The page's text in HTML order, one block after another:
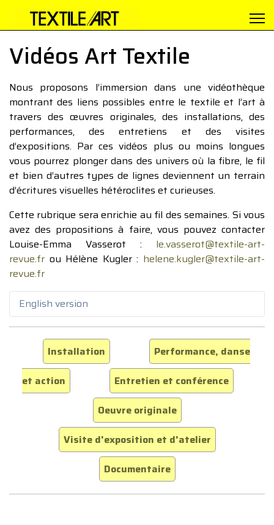
Vidéos Art Textile
Nous proposons l’immersion dans une vidéothèque
montrant des liens possibles entre le textile et l’art à
travers des œuvres originales, des installations, des
performances, des entretiens et des visites
d’expositions. Par ces vidéos plus ou moins longues
vous pourrez plonger dans des univers où la fibre, le fil
et bien d’autres types de lignes deviennent un terrain
d’écritures visuelles hétéroclites et curieuses.
Cette rubrique sera enrichie au fil des semaines. Si vous
avez des propositions à faire, vous pouvez contacter
Louise-Emma Vasserot : le.vasserot@textile-art-
revue.fr ou Hélène Kugler : helene.kugler@textile-art-
revue.fr
English version
Installation
Performance, danse
et action
Entretien et conférence
Oeuvre originale
Visite d'exposition et d'atelier
Documentaire